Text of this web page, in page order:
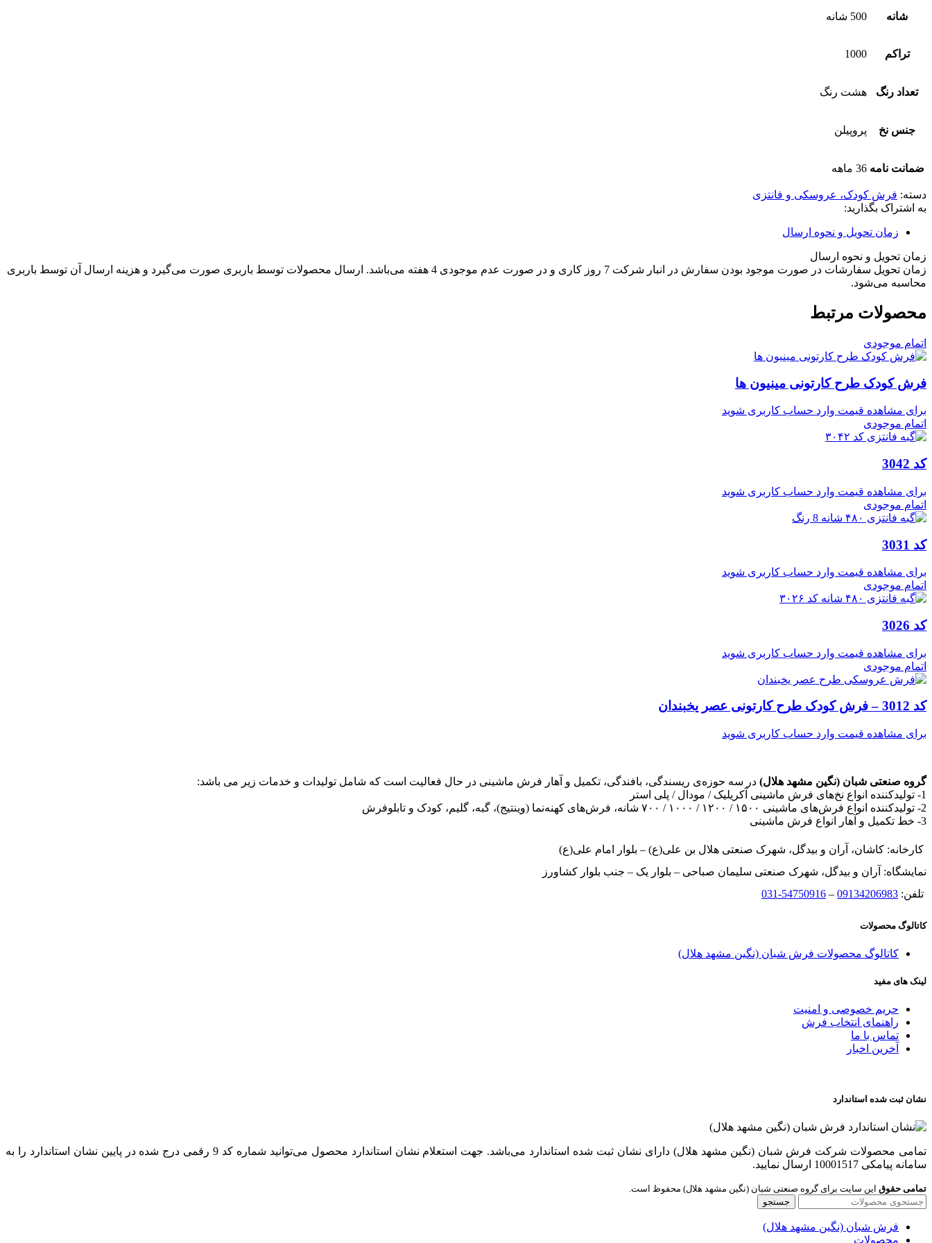
شانه 500 شانه
تراکم 1000
تعداد رنگ هشت رنگ
جنس نخ پروپیلن
ضمانت نامه 36 ماهه
دسته: فرش کودک، عروسکی و فانتزی
به اشتراک بگذارید:
زمان تحویل و نحوه ارسال
زمان تحویل و نحوه ارسال
زمان تحویل سفارشات در صورت موجود بودن سفارش در انبار شرکت 7 روز کاری و در صورت عدم موجودی 4 هفته می‌باشد. ارسال محصولات توسط باربری صورت می‌گیرد و هزینه ارسال آن توسط باربری
محاسبه می‌شود.
محصولات مرتبط
اتمام موجودی
فرش کودک طرح کارتونی مینیون ها
برای مشاهده قیمت وارد حساب کاربری شوید
اتمام موجودی
کد 3042
برای مشاهده قیمت وارد حساب کاربری شوید
اتمام موجودی
کد 3031
برای مشاهده قیمت وارد حساب کاربری شوید
اتمام موجودی
کد 3026
برای مشاهده قیمت وارد حساب کاربری شوید
اتمام موجودی
کد 3012 – فرش کودک طرح کارتونی عصر یخبندان
برای مشاهده قیمت وارد حساب کاربری شوید
گروه صنعتی شبان (نگین مشهد هلال) در سه حوزه‌ی ریسندگی، بافندگی، تکمیل و آهار فرش ماشینی در حال فعالیت است که شامل تولیدات و خدمات زیر می باشد:
1- تولیدکننده انواع نخ‌های فرش ماشینی آکریلیک / مودال / پلی استر
2- تولیدکننده انواع فرش‌های ماشینی ۱۵۰۰ / ۱۲۰۰ / ۱۰۰۰ / ۷۰۰ شانه، فرش‌های کهنه‌نما (وینتیج)، گبه، گلیم، کودک و تابلوفرش
3- خط تکمیل و آهار انواع فرش ماشینی
کارخانه: کاشان، آران و بیدگل، شهرک صنعتی هلال بن علی(ع) – بلوار امام علی(ع)
نمایشگاه: آران و بیدگل، شهرک صنعتی سلیمان صباحی – بلوار یک – جنب بلوار کشاورز
تلفن: 09134206983
–
54750916-031
کاتالوگ محصولات
کاتالوگ محصولات فرش شبان (نگین مشهد هلال)
لینک های مفید
حریم خصوصی و امنیت
راهنمای انتخاب فرش
تماس با ما
آخرین اخبار
نشان ثبت شده استاندارد
تمامی محصولات شرکت فرش شبان (نگین مشهد هلال) دارای نشان ثبت شده استاندارد می‌باشد. جهت استعلام نشان استاندارد محصول می‌توانید شماره کد 9 رقمی درج شده در پایین نشان استاندارد را به
سامانه پیامکی 10001517 ارسال نمایید.
تمامی حقوق این سایت برای گروه صنعتی شبان (نگین مشهد هلال) محفوظ است.
جستجو
فرش شبان (نگین مشهد هلال)
محصولات